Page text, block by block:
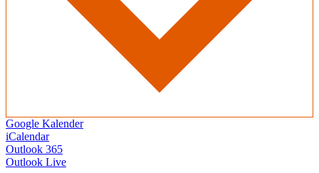
Google Kalender
iCalendar
Outlook 365
Outlook Live